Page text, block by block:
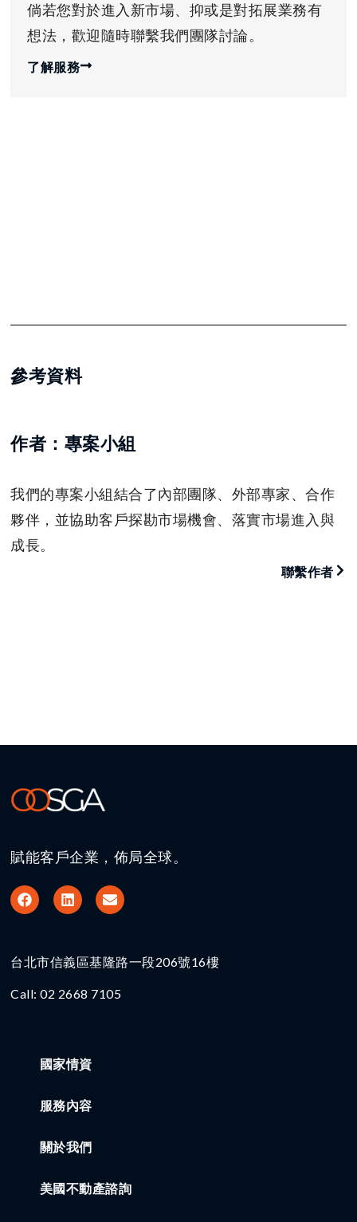
倘若您對於進入新市場、抑或是對拓展業務有
想法，歡迎隨時聯繫我們團隊討論。
了解服務
參考資料
作者：專案小組
我們的專案小組結合了內部團隊、外部專家、合作
夥伴，並協助客戶探勘市場機會、落實市場進入與
成長。
聯繫作者
賦能客戶企業，佈局全球。
台北市信義區基隆路一段206號16樓​
Call: 02 2668 7105
國家情資
服務內容
關於我們
美國不動產諮詢